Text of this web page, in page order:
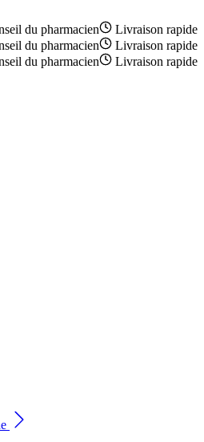
du pharmacien
Livraison rapide
du pharmacien
Livraison rapide
du pharmacien Livraison rapide